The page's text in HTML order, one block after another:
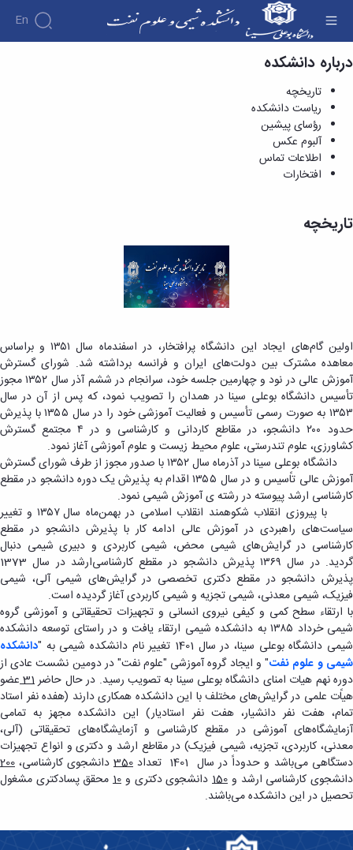
En
تاریخچه - دانشکده شیمی و علوم نفت
درباره دانشکده
تاریخچه
ریاست دانشکده
رؤسای پیشین
آلبوم عکس
اطلاعات تماس
افتخارات
تاریخچه
اولین گام‌های ایجاد این دانشگاه پرافتخار، در اسفندماه سال ۱۳۵۱ و براساس
معاهده مشترک بین دولت‌های ایران و فرانسه برداشته شد. شورای گسترش
آموزش عالی در نود و چهارمین جلسه خود، سرانجام در ششم آذر سال ۱۳۵۲ مجوز
تأسیس دانشگاه بوعلی سینا در همدان را تصویب نمود، که پس از آن در سال
۱۳۵۳ به صورت رسمی تأسیس و فعالیت آموزشی خود را در سال ۱۳۵۵ با پذیرش
حدود ۲۰۰ دانشجو، در مقاطع کاردانی و کارشناسی و در ۴ مجتمع گسترش
کشاورزی، علوم تندرستی، علوم محیط زیست و علوم آموزشی آغاز نمود.
دانشگاه بوعلی سینا در آذرماه سال ۱۳۵۲ با صدور مجوز از طرف شورای گسترش
آموزش عالی تاًسیس و در سال ۱۳۵۵ اقدام به پذیرش یک دوره دانشجو در مقطع
کارشناسی ارشد پیوسته در رشته ی آموزش شیمی نمود.
با پیروزی انقلاب شکوهمند انقلاب اسلامی در بهمن‌ماه سال ۱۳۵۷ و تغییر
سیاست‌های راهبردی در آموزش عالی ادامه کار با پذیرش دانشجو در مقطع
کارشناسی در گرایش‌های شیمی محض، شیمی کاربردی و دبیری شیمی دنبال
گردید. در سال ۱۳۶۹ پذیرش دانشجو در مقطع کارشناسی‌ارشد در سال 1373
پذیرش دانشجو در مقطع دکتری تخصصی در گرایش‌های شیمی آلی، شیمی
فیزیک، شیمی معدنی، شیمی تجزیه و شیمی کاربردی آغاز گردیده است.
با ارتقاء سطح کمی و کیفی نیروی انسانی و تجهیزات تحقیقاتی و آموزشی گروه
شیمی خرداد ۱۳۸۵ به دانشکده شیمی ارتقاء یافت و در راستای توسعه دانشکده
شیمی دانشگاه بوعلی سینا، در سال 1401 تغییر نام دانشکده شیمی به "
دانشکده
شیمی و علوم نفت" و ایجاد گروه آموزشی "علوم نفت" در دومین نشست عادی از
دوره نهم هیات امنای دانشگاه بوعلی سینا به تصویب رسید. در حال حاضر31 عضو
هیاًت علمی در گرایش‌های مختلف با این دانشکده همکاری دارند (هفده نفر استاد
تمام، هفت نفر دانشیار، هفت نفر استادیار) این دانشکده مجهز به تمامی
آزمایشگاه‌های آموزشی در مقطع کارشناسی و آزمایشگاه‌های تحقیقاتی (آلی،
معدنی، کاربردی، تجزیه، شیمی فیزیک) در مقاطع ارشد و دکتری و انواع تجهیزات
دستگاهی می‌باشد و حدوداً در سال 1401 تعداد
350 دانشجوی کارشناسی، 200
دانشجوی کارشناسی ارشد و 150 دانشجوی دکتری و 10 محقق پسادکتری مشغول
تحصیل در این دانشکده می‌باشند.